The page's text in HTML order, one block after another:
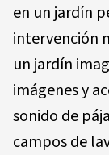
en un jardín
intervención
un jardín
imágenes y
sonido de
campos de